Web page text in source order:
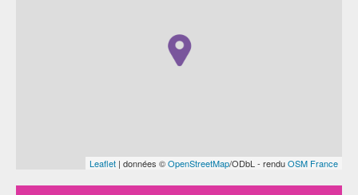
Leaflet | données ©OpenStreetMap/ODbL - renduOSM France